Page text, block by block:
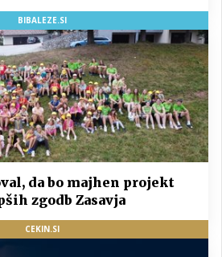
BIBALEZE.SI
da bo majhen projekt
zgodb Zasavja
CEKIN.SI